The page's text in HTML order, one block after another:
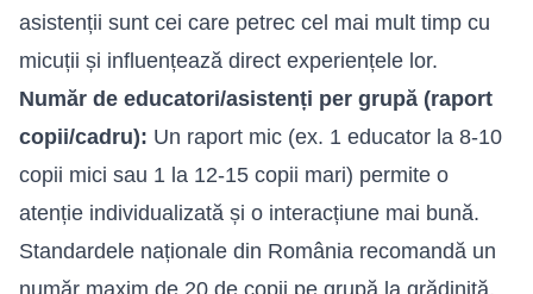
asistenții sunt cei care petrec cel mai mult timp cu
micuții și influențează direct experiențele lor.
Număr de educatori/asistenți per grupă (raport
copii/cadru): Un raport mic (ex. 1 educator la 8-10
copii mici sau 1 la 12-15 copii mari) permite o
atenție individualizată și o interacțiune mai bună.
Standardele naționale din România recomandă un
număr maxim de 20 de copii pe grupă la grădiniță,